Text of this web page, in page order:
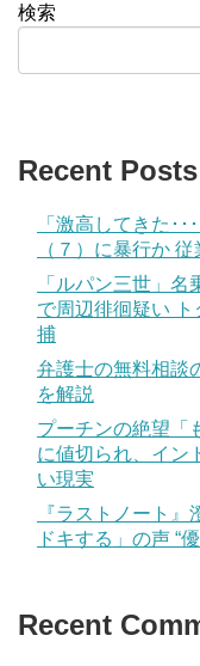
検索
Recent Posts
「激高してきた･
（７）に暴行か
「ルパン三世」
で周辺徘徊疑い
捕
弁護士の無料相談
を解説
プーチンの絶望「
に値切られ、イン
い現実
『ラストノート
ドキする」の声 “
Recent